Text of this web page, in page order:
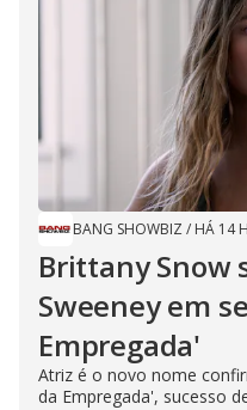
BANG SHOWBIZ / HÁ 14
Brittany Snow
Sweeney em
Empregada​'
Atriz é o novo nome
da Empregada', sucesso